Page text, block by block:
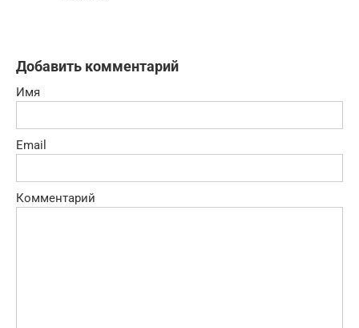
Добавить комментарий
Имя
Email
Комментарий